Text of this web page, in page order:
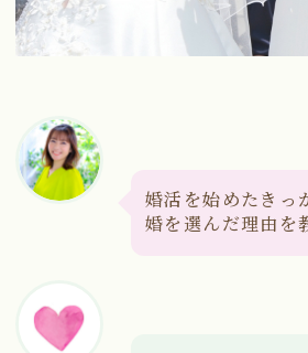
婚活を始めたきっ
婚を選んだ理由を